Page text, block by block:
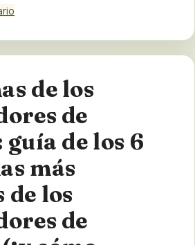
de los
de
guía de los 6
más
de los
de